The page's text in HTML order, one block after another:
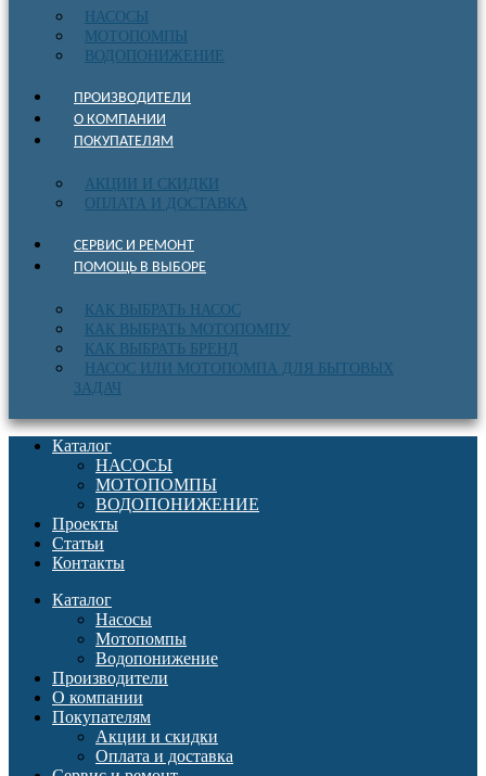
НАСОСЫ
МОТОПОМПЫ
ВОДОПОНИЖЕНИЕ
ПРОИЗВОДИТЕЛИ
О КОМПАНИИ
ПОКУПАТЕЛЯМ
АКЦИИ И СКИДКИ
ОПЛАТА И ДОСТАВКА
СЕРВИС И РЕМОНТ
ПОМОЩЬ В ВЫБОРЕ
КАК ВЫБРАТЬ НАСОС
КАК ВЫБРАТЬ МОТОПОМПУ
КАК ВЫБРАТЬ БРЕНД
НАСОС ИЛИ МОТОПОМПА ДЛЯ БЫТОВЫХ
ЗАДАЧ
Каталог
НАСОСЫ
МОТОПОМПЫ
ВОДОПОНИЖЕНИЕ
Проекты
Статьи
Контакты
Каталог
Насосы
Мотопомпы
Водопонижение
Производители
О компании
Покупателям
Акции и скидки
Оплата и доставка